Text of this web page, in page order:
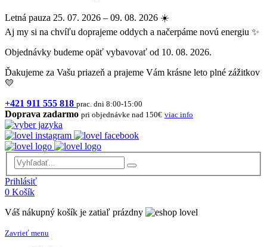
Letná pauza 25. 07. 2026 – 09. 08. 2026 ☀️
Aj my si na chvíľu doprajeme oddych a načerpáme novú energiu ✨
Objednávky budeme opäť vybavovať od 10. 08. 2026.
Ďakujeme za Vašu priazeň a prajeme Vám krásne leto plné zážitkov
💛
+421 911 555 818 prac. dni 8:00-15:00
Doprava zadarmo pri objednávke nad 150€ viac info
Prihlásiť
0 Košík
Váš nákupný košík je zatiaľ prázdny
Zavrieť menu